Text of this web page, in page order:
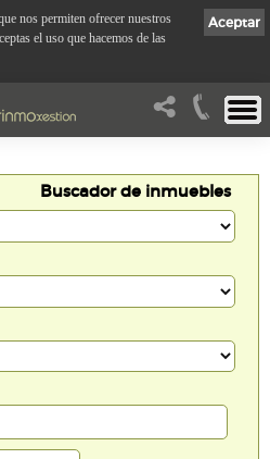
Buscador de inmuebles
Aceptar
nos permiten ofrecer nuestros
el uso que hacemos de las